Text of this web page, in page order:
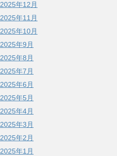
2025年12月
2025年11月
2025年10月
2025年9月
2025年8月
2025年7月
2025年6月
2025年5月
2025年4月
2025年3月
2025年2月
2025年1月